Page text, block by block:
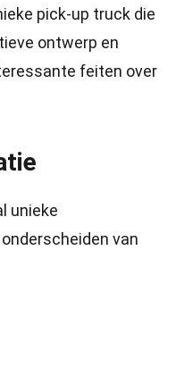
pick-up truck die
ontwerp en
feiten over
unieke
van